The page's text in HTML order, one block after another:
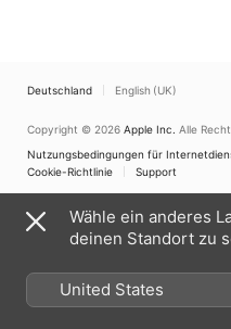
Deutschland English (UK)
Copyright © 2026 Apple Inc. Alle
Nutzungsbedingungen für
Cookie-Richtlinie
Support
Wähle ein anderes
deinen Standort zu
United States